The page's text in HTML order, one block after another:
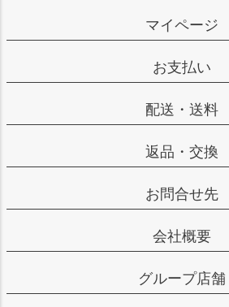
マイページ
お支払い
配送・送料
返品・交換
お問合せ先
会社概要
グループ店舗